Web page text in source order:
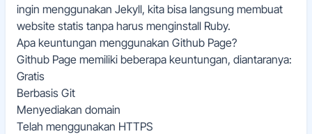
ingin menggunakan Jekyll, kita bisa langsung membuat
website statis tanpa harus menginstall Ruby.
Apa keuntungan menggunakan Github Page?
Github Page memiliki beberapa keuntungan, diantaranya:
Gratis
Berbasis Git
Menyediakan domain
Telah menggunakan HTTPS